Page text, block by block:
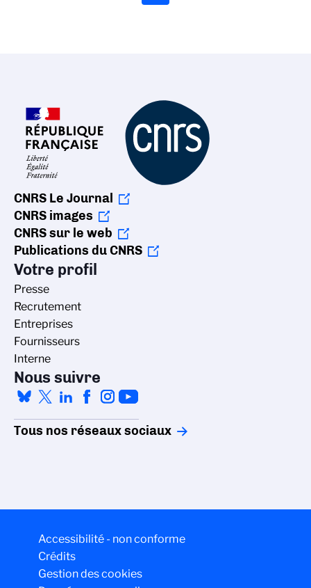
actuelle
CNRS Le Journal
CNRS images
CNRS sur le web
Publications du CNRS
Votre profil
Presse
Recrutement
Entreprises
Fournisseurs
Interne
Nous suivre
Tous nos réseaux sociaux
Accessibilité - non conforme
Crédits
Gestion des cookies
adéquation avec sa mission de recherche scientifique. Ce site
vous donne l’information sur les cookies qu’il utilise et le contrôle